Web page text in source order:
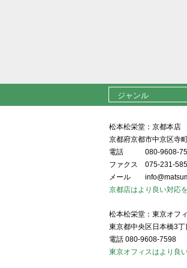
ジャンル
松本松栄堂：京都本店
京都府京都市中京区寺
電話
080-9608-
ファクス
075-231-
メール
京都店はより良い対応
松本松栄堂：東京オフ
東京都中央区日本橋3
電話 080-9608-7598
東京オフィスはより良